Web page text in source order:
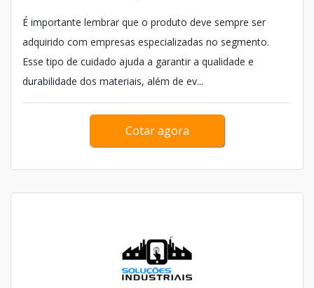
É importante lembrar que o produto deve sempre ser
adquirido com empresas especializadas no segmento.
Esse tipo de cuidado ajuda a garantir a qualidade e
durabilidade dos materiais, além de ev...
Cotar agora